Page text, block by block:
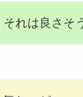
れは良さそ